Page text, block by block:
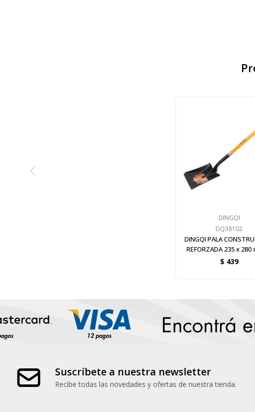
DINGQI
DQ38102
DINGQI PALA
REFORZADA 235 x 280
$ 439
Suscríbete a nuestra newsletter
Recibe todas las novedades y ofertas de nuestra tienda.